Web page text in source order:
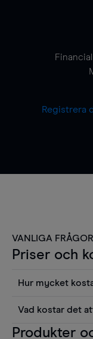
Registrera
VANLIGA FRÅGOR
Priser och
Hur mycket
använda sådana
Vad kostar det
Det är en rad
Produkter